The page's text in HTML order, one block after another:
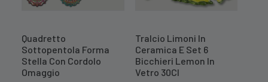
Quadretto
Sottopentola Forma
Stella Con Cordolo
Omaggio
Tralcio Limoni In
Ceramica E Set 6
Bicchieri Lemon In
Vetro 30Cl